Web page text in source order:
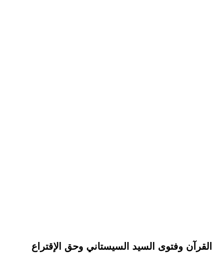
القرآن وفتوى السيد السيستاني وحق الإقتراع